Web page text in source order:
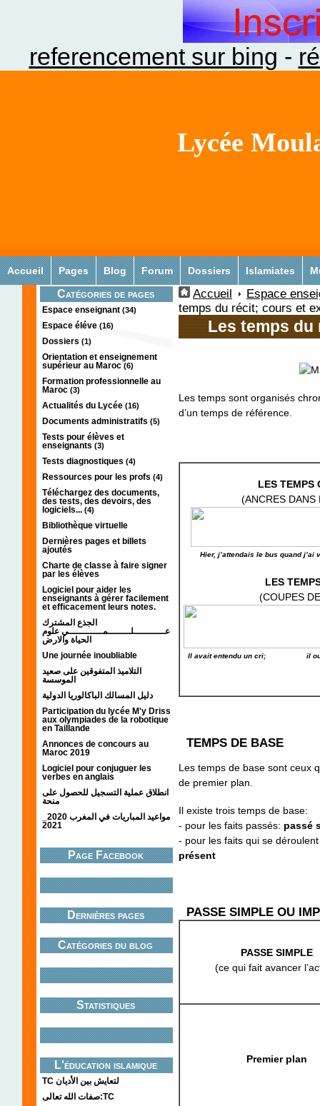
referencement sur bing -
Lycée
Accueil Pages Blog Forum Dossiers Islamiates
Catégories de pages
Espace enseignant (34)
Espace éléve (16)
Dossiers (1)
Orientation et enseignement
supérieur au Maroc (6)
Formation professionnelle au
Maroc (3)
Actualités du Lycée (16)
Documents administratifs (5)
Tests pour élèves et
enseignants (3)
Tests diagnostiques (4)
Ressources pour les profs (4)
Téléchargez des documents,
des tests, des devoirs, des
logiciels... (4)
Bibliothèque virtuelle
Dernières pages et billets
ajoutés
Charte de classe à faire signer
par les élèves
Logiciel pour aider les
enseignants à gérer facilement
et efficacement leurs notes.
الجذع المشترك
عـــــــــــلــــــــمــــــــــــي علوم
الحياة والارض
Une journée inoubliable
التلاميذ المتفوقين على صعيد
الموسسة
دليل المسالك الباكالوريا الدولية
Participation du lycée M'y Driss
aux olympiades de la robotique
en Taillande
Annonces de concours au
Maroc 2019
Logiciel pour conjuguer les
verbes en anglais
انطلاق عملية التسجيل للحصول على
منحة
2021
Page Facebook
Dernières pages
Catégories du blog
Statistiques
L'éducation islamique
TC لتعايش بين الأديان
صفات الله تعالى:TC
Accueil
Espace
temps du récit; cours et
Les temps
Les temps sont organisés
d’un temps de référence.
LES TEMPS
(ANCRES DANS
Hier, j’attendais le bus quand
LES
(COUPES
Il avait entendu un cri; il
TEMPS DE BASE
Les temps de base sont ceux
de premier plan.
Il existe trois temps de base:
- pour les faits passés: passé
- pour les faits qui se
présent
PASSE SIMPLE OU
PASSE SIMPLE
(ce qui fait avancer
Premier plan